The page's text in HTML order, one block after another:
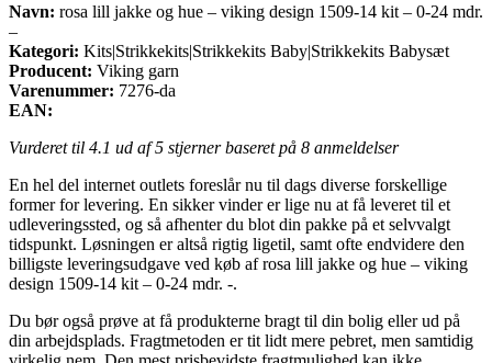
Navn: rosa lill jakke og hue – viking design 1509-14 kit – 0-24 mdr.
–
Kategori: Kits|Strikkekits|Strikkekits Baby|Strikkekits Babysæt
Producent: Viking garn
Varenummer: 7276-da
EAN:
Vurderet til 4.1 ud af 5 stjerner baseret på 8 anmeldelser
En hel del internet outlets foreslår nu til dags diverse forskellige
former for levering. En sikker vinder er lige nu at få leveret til et
udleveringssted, og så afhenter du blot din pakke på et selvvalgt
tidspunkt. Løsningen er altså rigtig ligetil, samt ofte endvidere den
billigste leveringsudgave ved køb af rosa lill jakke og hue – viking
design 1509-14 kit – 0-24 mdr. -.
Du bør også prøve at få produkterne bragt til din bolig eller ud på
din arbejdsplads. Fragtmetoden er tit lidt mere pebret, men samtidig